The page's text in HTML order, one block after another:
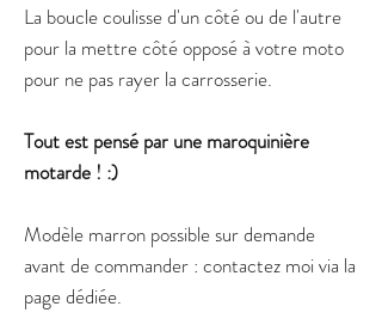
La boucle coulisse d'un côté ou de l'autre
pour la mettre côté opposé à votre moto
pour ne pas rayer la carrosserie.
Tout est pensé par une maroquinière
motarde ! :)
Modèle marron possible sur demande
avant de commander : contactez moi via la
page dédiée.